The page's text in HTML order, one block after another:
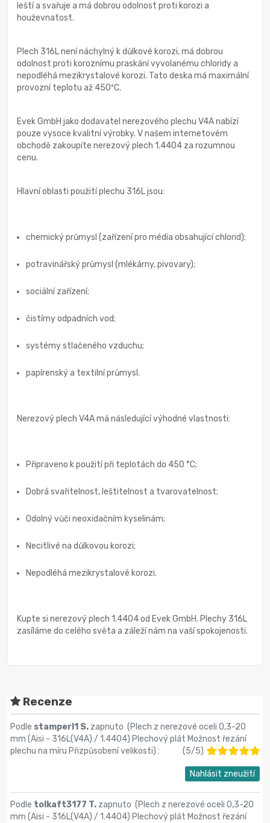
leští a svařuje a má dobrou odolnost proti korozi a
houževnatost.
Plech 316L není náchylný k důlkové korozi, má dobrou
odolnost proti koroznímu praskání vyvolanému chloridy a
nepodléhá mezikrystalové korozi. Tato deska má maximální
provozní teplotu až 450ºC.
Evek GmbH jako dodavatel nerezového plechu V4A nabízí
pouze vysoce kvalitní výrobky. V našem internetovém
obchodě zakoupíte nerezový plech 1.4404 za rozumnou
cenu.
Hlavní oblasti použití plechu 316L jsou:
chemický průmysl (zařízení pro média obsahující chlorid);
potravinářský průmysl (mlékárny, pivovary);
sociální zařízení;
čistírny odpadních vod;
systémy stlačeného vzduchu;
papírenský a textilní průmysl.
Nerezový plech V4A má následující výhodné vlastnosti:
Připraveno k použití při teplotách do 450 °C;
Dobrá svařitelnost, leštitelnost a tvarovatelnost;
Odolný vůči neoxidačním kyselinám;
Necitlivé na důlkovou korozi;
Nepodléhá mezikrystalové korozi.
Kupte si nerezový plech 1.4404 od Evek GmbH. Plechy 316L
zasíláme do celého světa a záleží nám na vaší spokojenosti.
Recenze
Podle stamperl1 S. zapnuto (Plech z nerezové oceli 0,3-20
mm (Aisi - 316L(V4A) / 1.4404) Plechový plát Možnost řezání
plechu na míru Přizpůsobení velikosti) : (5/5)
Nahlásit zneužití
Podle tolkaft3177 T. zapnuto (Plech z nerezové oceli 0,3-20
mm (Aisi - 316L(V4A) / 1.4404) Plechový plát Možnost řezání